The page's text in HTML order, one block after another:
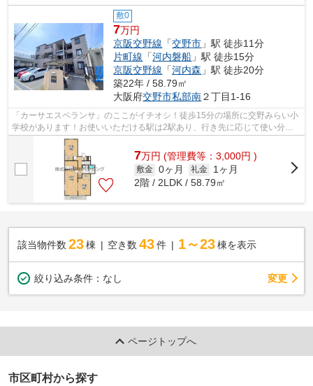
敷0
7万円
京阪交野線 「交野市 」駅 徒歩11分
片町線 「河内磐船 」駅 徒歩15分
京阪交野線 「河内森 」駅 徒歩20分
築22年 / 58.79㎡
大阪府交野市私部南２丁目1-16
「カーサエスペランサ」のここがイチオシ！徒歩15分の場所に交野みらい小
学校があります！お使いいただける駅は2駅あり、行き先に応じて使い分け
ができます！室内に新鮮な空気を取り入...
7万円 (管理費等：3,000円 )
敷金 0ヶ月 礼金
1ヶ月
2階 / 2LDK / 58.79㎡
該当物件数 23棟 空き数 43 件 1～23 棟を表示
絞り込み条件： なし 変更
ページトップへ
市区町村から探す